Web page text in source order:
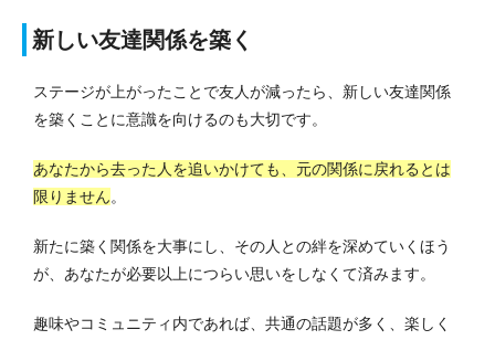
新しい友達関係を築く
ステージが上がったことで友人が減ったら、新しい友達関係
を築くことに意識を向けるのも大切です。
あなたから去った人を追いかけても、元の関係に戻れるとは
限りません。
新たに築く関係を大事にし、その人との絆を深めていくほう
が、あなたが必要以上につらい思いをしなくて済みます。
趣味やコミュニティ内であれば、共通の話題が多く、楽しく